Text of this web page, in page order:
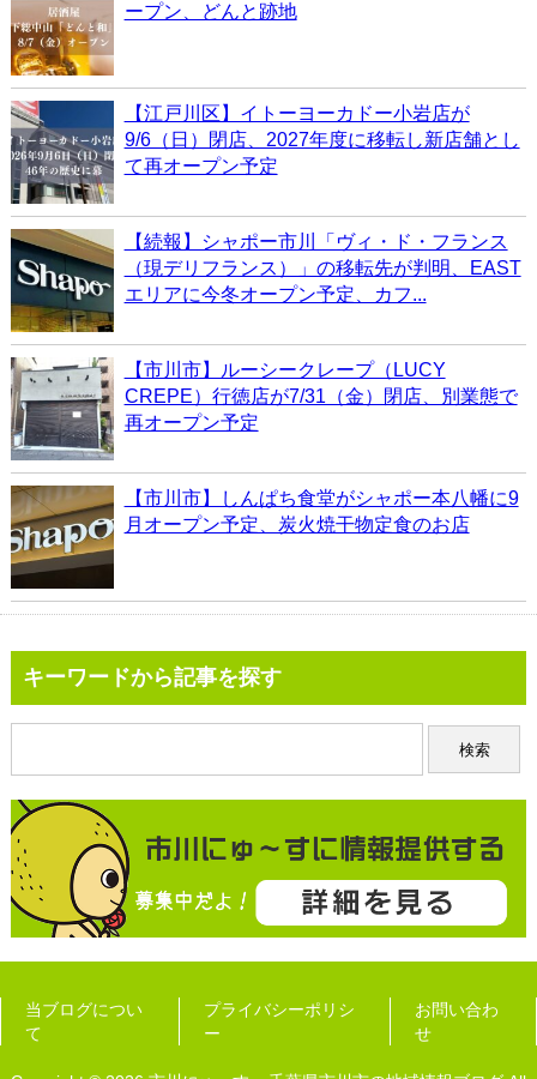
ープン、どんと跡地
【江戸川区】イトーヨーカドー小岩店が
9/6（日）閉店、2027年度に移転し新店舗とし
て再オープン予定
【続報】シャポー市川「ヴィ・ド・フランス
（現デリフランス）」の移転先が判明、EAST
エリアに今冬オープン予定、カフ...
【市川市】ルーシークレープ（LUCY
CREPE）行徳店が7/31（金）閉店、別業態で
再オープン予定
【市川市】しんぱち食堂がシャポー本八幡に9
月オープン予定、炭火焼干物定食のお店
キーワードから記事を探す
当ブログについ
て
プライバシーポリシ
ー
お問い合わ
せ